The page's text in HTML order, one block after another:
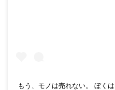
もう、モノは売れない。 ぼく